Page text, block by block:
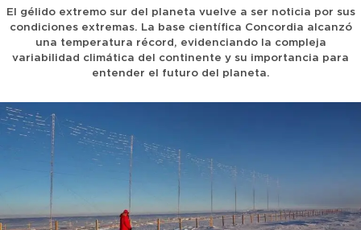
El gélido extremo sur del planeta vuelve a ser noticia por sus
condiciones extremas. La base científica Concordia alcanzó
una temperatura récord, evidenciando la compleja
variabilidad climática del continente y su importancia para
entender el futuro del planeta.